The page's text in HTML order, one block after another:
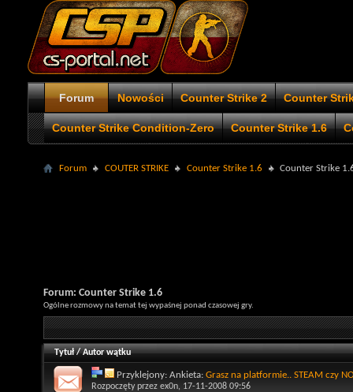
Forum Nowości Counter Strike 2 Counter
Counter Strike Condition-Zero Counter Strike 1.6
Forum COUTER STRIKE Counter Strike 1.6 Counter Strike
Forum: Counter Strike 1.6
Ogólne rozmowy na temat tej wypaśnej ponad czasowej gry.
Tytuł/Autor wątku
Przyklejony: Ankieta: Grasz na platformie.. STEAM czy
Rozpoczęty przez ex0n, 17-11-2008 09:56